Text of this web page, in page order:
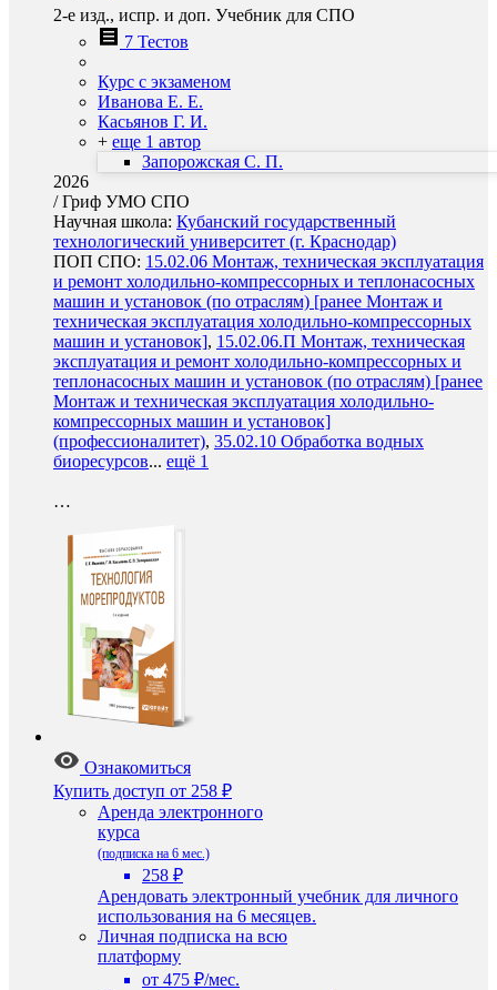
2-е изд., испр. и доп. Учебник для СПО
7 Тестов
Курс с экзаменом
Иванова Е. Е.
Касьянов Г. И.
+ еще 1 автор
Запорожская С. П.
2026
/Гриф УМО СПО
Научная школа: Кубанский государственный
технологический университет (г. Краснодар)
ПОП СПО: 15.02.06 Монтаж, техническая эксплуатация
и ремонт холодильно-компрессорных и теплонасосных
машин и установок (по отраслям) [ранее Монтаж и
техническая эксплуатация холодильно-компрессорных
машин и установок], 15.02.06.П Монтаж, техническая
эксплуатация и ремонт холодильно-компрессорных и
теплонасосных машин и установок (по отраслям) [ранее
Монтаж и техническая эксплуатация холодильно-
компрессорных машин и установок]
(профессионалитет), 35.02.10 Обработка водных
биоресурсов... ещё 1
…
Ознакомиться
Купить доступ от 258 ₽
Аренда электронного
курса
(подписка на 6 мес.)
258 ₽
Арендовать электронный учебник для личного
использования на 6 месяцев.
Личная подписка на всю
платформу
от 475 ₽/мес.